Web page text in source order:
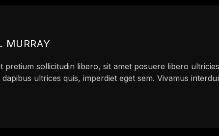
MURRAY
pretium sollicitudin libero, sit amet posuere libero
ultrices quis, imperdiet eget sem. Vivamus